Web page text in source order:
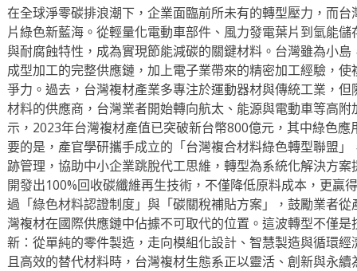
在全球淨零碳排浪潮下，企業面臨前所未有的轉型壓力，而
片綠色新藍海。從輕量化電動車部件、風力發電葉片到氫能
與耐腐蝕特性，成為實現節能減碳的關鍵材料。台灣雖為小
成型加工的完整供應鏈，加上電子業帶來的精密加工經驗，
爭力。過去，台灣複材產業多專注於運動器材與傳統工業，
材料的供應商，台灣業者開始轉向航太、能源與電動車等高
示，2023年台灣複材產值已突破新台幣800億元，其中綠色
要的是，產官學研攜手成立的「台灣複合材料綠色轉型聯盟
跡管理，協助中小企業跳脫代工思維，轉型為系統化解決方
開發出100%回收碳纖維再生技術，不僅降低原料成本，更贏
過「綠色材料認證制度」與「碳關稅補貼方案」，鼓勵業者
灣複材在國際供應鏈中佔據不可取代的位置。這波轉型不僅
新：從單純的零件製造，走向模組化設計、智慧製造與循環
且高效的替代材料時，台灣複材生態系正以靈活、創新與永